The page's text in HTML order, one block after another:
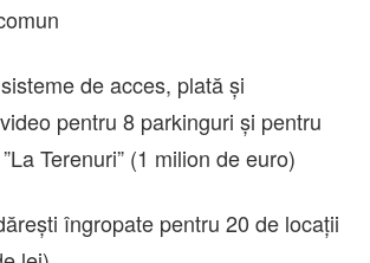
de acces, plată și
pentru 8 parkinguri și pentru
Terenuri” (1 milion de euro)
îngropate pentru 20 de locații